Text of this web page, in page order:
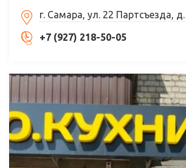
г. Самара, ул. 22 Партсъезда,
+7 (927) 218-50-05